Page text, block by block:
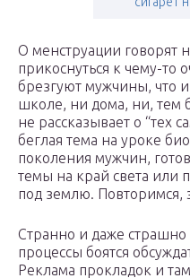
О менструации говорят
прикоснуться к чему-то
брезгуют мужчины, что
школе, ни дома, ни, тем
не рассказывает о “тех
беглая тема на уроке
поколения мужчин,
темы на край света или
под землю. Повторимся,
Странно и даже
процессы боятся
Реклама прокладок и